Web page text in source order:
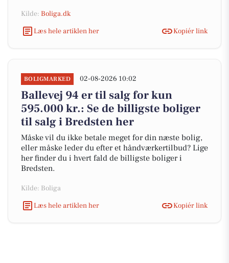
Kilde: Boliga.dk
Læs hele artiklen her
Kopiér link
BOLIGMARKED 02-08-2026 10:02
Ballevej 94 er til salg for kun
595.000 kr.: Se de billigste boliger
til salg i Bredsten her
Måske vil du ikke betale meget for din næste bolig,
eller måske leder du efter et håndværkertilbud? Lige
her finder du i hvert fald de billigste boliger i
Bredsten.
Kilde: Boliga
Læs hele artiklen her
Kopiér link